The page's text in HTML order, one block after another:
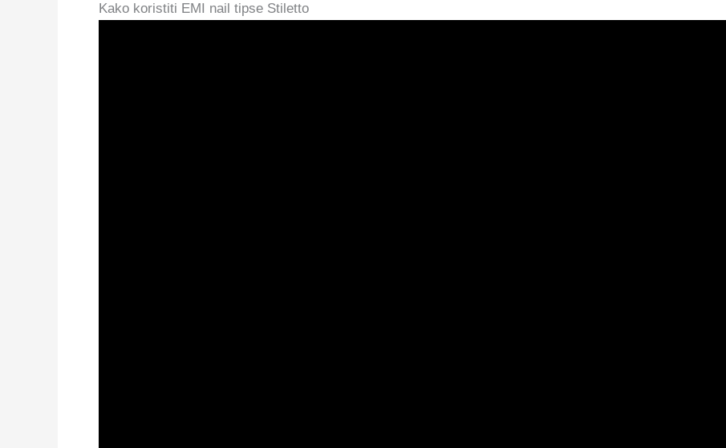
Kako koristiti EMI nail tipse Stiletto